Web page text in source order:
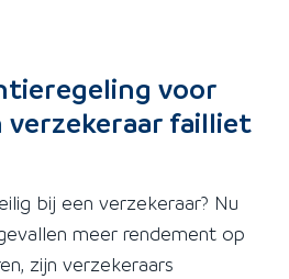
voor
verzekeraar failliet
bij een verzekeraar? Nu
meer rendement op
zijn verzekeraars